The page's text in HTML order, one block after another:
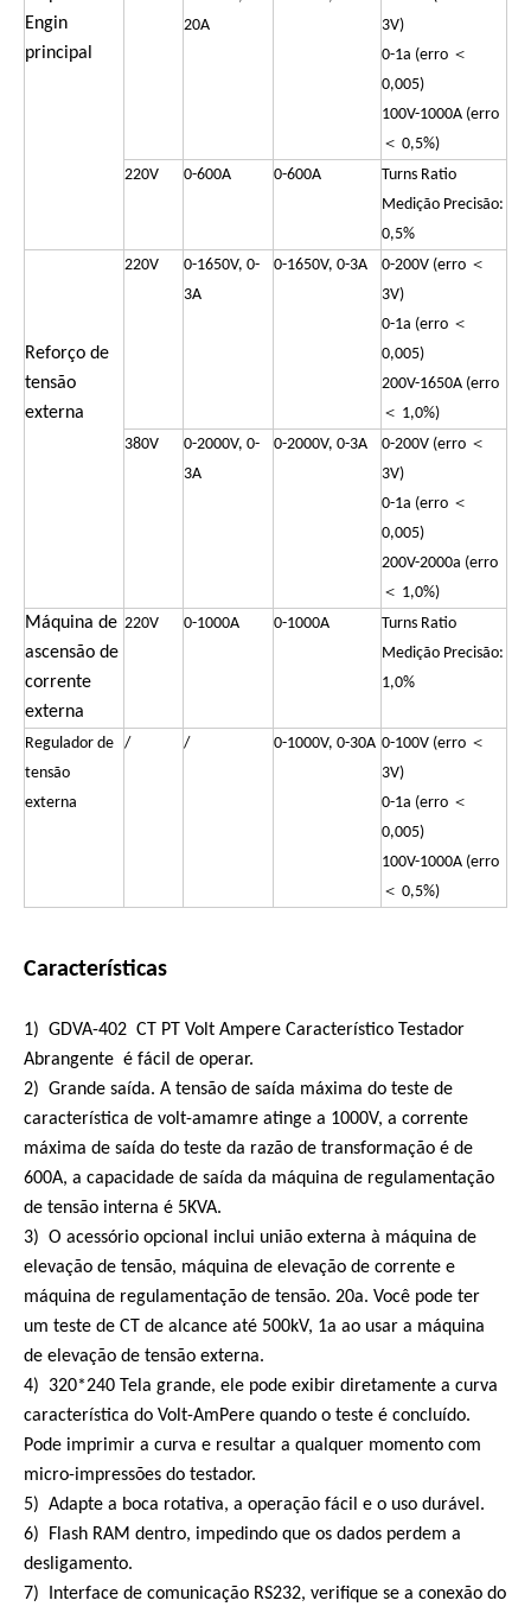
Engin
principal
20A
3V)
0-1a (erro ＜
0,005)
100V-1000A (erro
＜ 0,5%)
220V
0-600A 0-600A
Turns Ratio
Medição Precisão:
0,5%
Reforço de
tensão
externa
220V
0-1650V, 0-
3A
0-1650V, 0-3A
0-200V (erro ＜
3V)
0-1a (erro ＜
0,005)
200V-1650A (erro
＜ 1,0%)
380V
0-2000V, 0-
3A
0-2000V, 0-3A
0-200V (erro ＜
3V)
0-1a (erro ＜
0,005)
200V-2000a (erro
＜ 1,0%)
Máquina de
ascensão de
corrente
externa
220V 0-1000A 0-1000A
Turns Ratio
Medição Precisão:
1,0%
Regulador de
tensão
externa
/ / 0-1000V, 0-30A 0-100V (erro ＜
3V)
0-1a (erro ＜
0,005)
100V-1000A (erro
＜ 0,5%)
Características
1) GDVA-402 CT PT Volt Ampere Característico Testador
Abrangente é fácil de operar.
2) Grande saída. A tensão de saída máxima do teste de
característica de volt-amamre atinge a 1000V, a corrente
máxima de saída do teste da razão de transformação é de
600A, a capacidade de saída da máquina de regulamentação
de tensão interna é 5KVA.
3) O acessório opcional inclui união externa à máquina de
elevação de tensão, máquina de elevação de corrente e
máquina de regulamentação de tensão. 20a. Você pode ter
um teste de CT de alcance até 500kV, 1a ao usar a máquina
de elevação de tensão externa.
4) 320*240 Tela grande, ele pode exibir diretamente a curva
característica do Volt-AmPere quando o teste é concluído.
Pode imprimir a curva e resultar a qualquer momento com
micro-impressões do testador.
5) Adapte a boca rotativa, a operação fácil e o uso durável.
6) Flash RAM dentro, impedindo que os dados perdem a
desligamento.
7) Interface de comunicação RS232, verifique se a conexão do